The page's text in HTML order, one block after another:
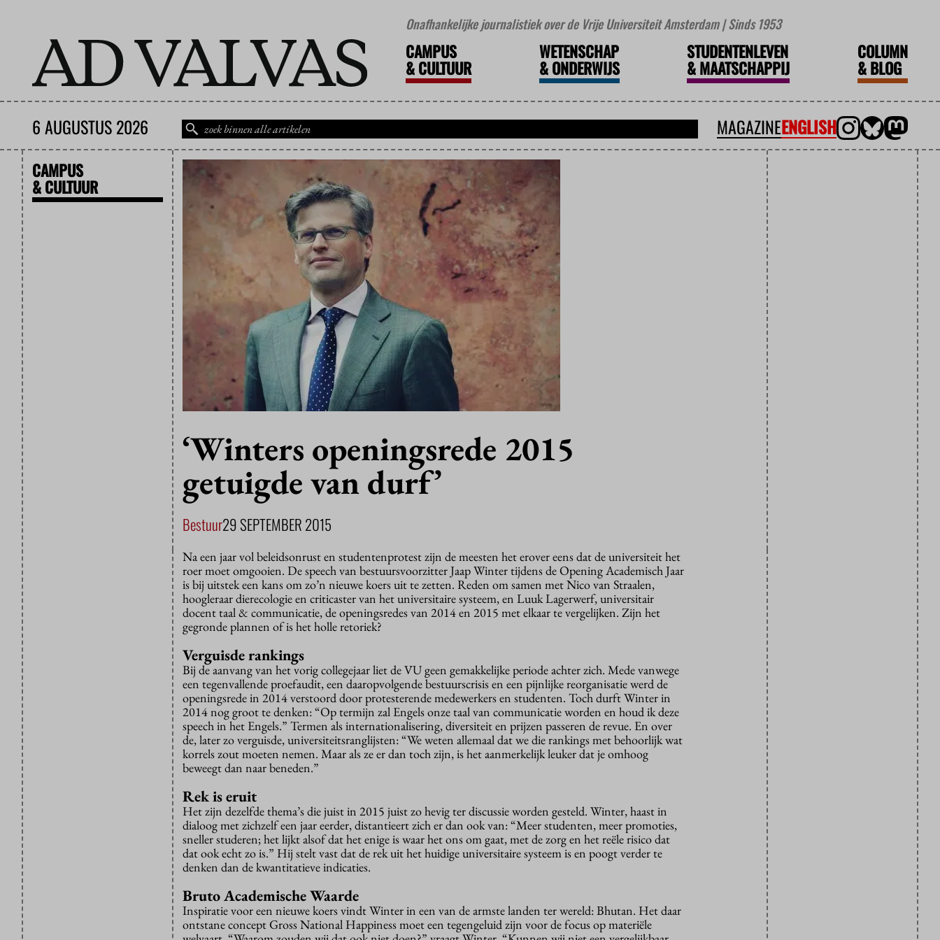
Onafhankelijke journalistiek over de Vrije Universiteit Amsterdam | Sinds 1953
CAMPUS
&CULTUUR
WETENSCHAP
&ONDERWIJS
STUDENTENLEVEN
&MAATSCHAPPIJ
COLUMN
&BLOG
6 AUGUSTUS 2026 MAGAZINEENGLISH
CAMPUS
& CULTUUR
‘Winters openingsrede 2015
getuigde van durf’
Bestuur29 SEPTEMBER 2015
Na een jaar vol beleidsonrust en studentenprotest zijn de meesten het erover eens dat de universiteit het
roer moet omgooien. De speech van bestuursvoorzitter Jaap Winter tijdens de Opening Academisch Jaar
is bij uitstek een kans om zo’n nieuwe koers uit te zetten. Reden om samen met Nico van Straalen,
hoogleraar dierecologie en criticaster van het universitaire systeem, en Luuk Lagerwerf, universitair
docent taal & communicatie, de openingsredes van 2014 en 2015 met elkaar te vergelijken. Zijn het
gegronde plannen of is het holle retoriek?
Verguisde rankings
Bij de aanvang van het vorig collegejaar liet de VU geen gemakkelijke periode achter zich. Mede vanwege
een tegenvallende proefaudit, een daaropvolgende bestuurscrisis en een pijnlijke reorganisatie werd de
openingsrede in 2014 verstoord door protesterende medewerkers en studenten. Toch durft Winter in
2014 nog groot te denken: “Op termijn zal Engels onze taal van communicatie worden en houd ik deze
speech in het Engels.” Termen als internationalisering, diversiteit en prijzen passeren de revue. En over
de, later zo verguisde, universiteitsranglijsten: “We weten allemaal dat we die rankings met behoorlijk wat
korrels zout moeten nemen. Maar als ze er dan toch zijn, is het aanmerkelijk leuker dat je omhoog
beweegt dan naar beneden.”
Rek is eruit
Het zijn dezelfde thema’s die juist in 2015 juist zo hevig ter discussie worden gesteld. Winter, haast in
dialoog met zichzelf een jaar eerder, distantieert zich er dan ook van: “Meer studenten, meer promoties,
sneller studeren; het lijkt alsof dat het enige is waar het ons om gaat, met de zorg en het reële risico dat
dat ook echt zo is.” Hij stelt vast dat de rek uit het huidige universitaire systeem is en poogt verder te
denken dan de kwantitatieve indicaties.
Bruto Academische Waarde
Inspiratie voor een nieuwe koers vindt Winter in een van de armste landen ter wereld: Bhutan. Het daar
ontstane concept Gross National Happiness moet een tegengeluid zijn voor de focus op materiële